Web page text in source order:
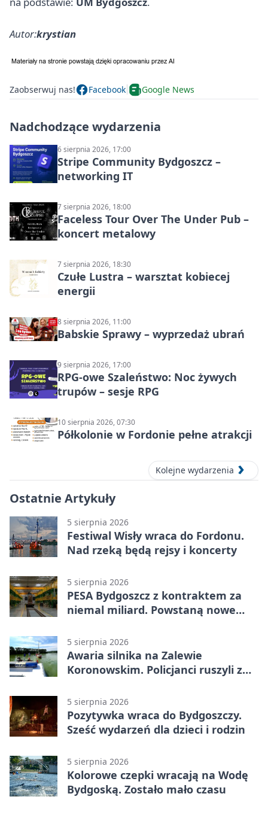
Autor:krystian
Zaobserwuj nas! Facebook Google News
Nadchodzące wydarzenia
6 sierpnia 2026, 17:00
Stripe Community Bydgoszcz –
networking IT
7 sierpnia 2026, 18:00
Faceless Tour Over The Under Pub –
koncert metalowy
7 sierpnia 2026, 18:30
Czułe Lustra – warsztat kobiecej
energii
8 sierpnia 2026, 11:00
Babskie Sprawy – wyprzedaż ubrań
9 sierpnia 2026, 17:00
RPG-owe Szaleństwo: Noc żywych
trupów – sesje RPG
10 sierpnia 2026, 07:30
Półkolonie w Fordonie pełne atrakcji
Kolejne wydarzenia
Ostatnie Artykuły
5 sierpnia 2026
Festiwal Wisły wraca do Fordonu.
Nad rzeką będą rejsy i koncerty
5 sierpnia 2026
PESA Bydgoszcz z kontraktem za
niemal miliard. Powstaną nowe
5 sierpnia 2026
Awaria silnika na Zalewie
Koronowskim. Policjanci ruszyli z
5 sierpnia 2026
Pozytywka wraca do Bydgoszczy.
Sześć wydarzeń dla dzieci i rodzin
5 sierpnia 2026
Kolorowe czepki wracają na Wodę
Bydgoską. Zostało mało czasu